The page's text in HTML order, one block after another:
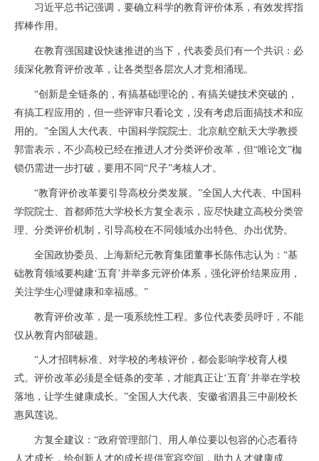
习近平总书记强调，要确立科学的教育评价体系，有效发挥指
挥棒作用。
在教育强国建设快速推进的当下，代表委员们有一个共识：必
须深化教育评价改革，让各类型各层次人才竞相涌现。
“创新是全链条的，有搞基础理论的，有搞关键技术突破的，
有搞工程应用的，但一些评审只看论文，没有考虑后面搞技术和应
用的。”全国人大代表、中国科学院院士、北京航空航天大学教授
郭雷表示，不少高校已经在推进人才分类评价改革，但“唯论文”枷
锁仍需进一步打破，要用不同“尺子”考核人才。
“教育评价改革要引导高校分类发展。”全国人大代表、中国科
学院院士、首都师范大学校长方复全表示，应尽快建立高校分类管
理、分类评价机制，引导高校在不同领域办出特色、办出优势。
全国政协委员、上海新纪元教育集团董事长陈伟志认为：“基
础教育领域要构建‘五育’并举多元评价体系，强化评价结果应用，
关注学生心理健康和幸福感。”
教育评价改革，是一项系统性工程。多位代表委员呼吁，不能
仅从教育内部破题。
“人才招聘标准、对学校的考核评价，都会影响学校育人模
式。评价改革必须是全链条的变革，才能真正让‘五育’并举在学校
落地，让学生健康成长。”全国人大代表、安徽省泗县三中副校长
惠凤莲说。
方复全建议：“政府管理部门、用人单位要以包容的心态看待
人才成长，给创新人才的成长提供宽容空间，助力人才健康成